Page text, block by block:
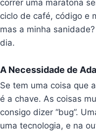
correr uma maratona
ciclo de café, código e
mas a minha
dia.
A Necessidade de
Se tem uma coisa que
é a chave. As coisas
consigo dizer “bug”.
uma tecnologia, e na